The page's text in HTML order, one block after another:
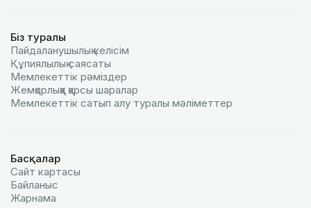
Біз туралы
Пайдаланушылық келiciм
Құпиялылық саясаты
Мемлекеттік рәміздер
Жемқорлыққа қарсы шаралар
Мемлекеттік сатып алу туралы мәлiметтер
Басқалар
Сайт картасы
Байланыс
Жарнама